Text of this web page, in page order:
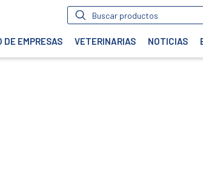
Búsqueda
de
DE EMPRESAS VETERINARIAS NOTICIAS